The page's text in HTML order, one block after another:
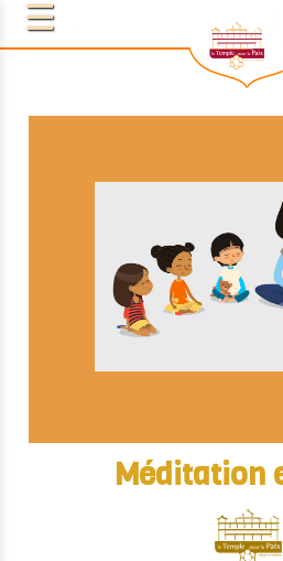
Méditation